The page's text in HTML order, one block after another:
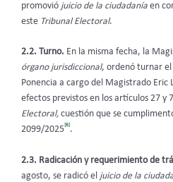
promovió juicio de la ciudadanía en
este Tribunal Electoral.
2.2. Turno. En la misma fecha, la
órgano jurisdiccional, ordenó turnar el
Ponencia a cargo del Magistrado Eric
efectos previstos en los artículos 27 y
Electoral, cuestión que se
2099/2025
[6]
.
2.3. Radicación y requerimiento de
agosto, se radicó el juicio de la